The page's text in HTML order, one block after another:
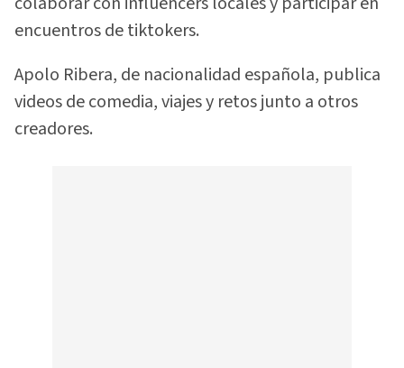
encuentros de tiktokers.
Apolo Ribera, de nacionalidad española, publica
videos de comedia, viajes y retos junto a otros
creadores.